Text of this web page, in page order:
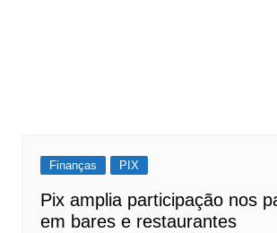
Finanças PIX
Pix amplia participação nos
em bares e restaurantes